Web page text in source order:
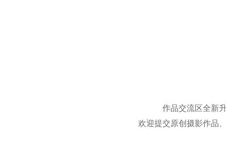
作品交流区全新
欢迎提交原创摄影作品